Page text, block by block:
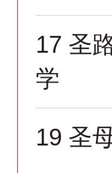
17 圣
学
19 圣